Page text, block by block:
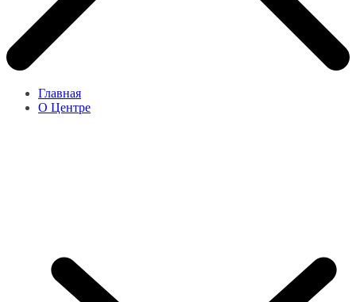
Главная
О Центре